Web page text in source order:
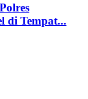
di Tempat...